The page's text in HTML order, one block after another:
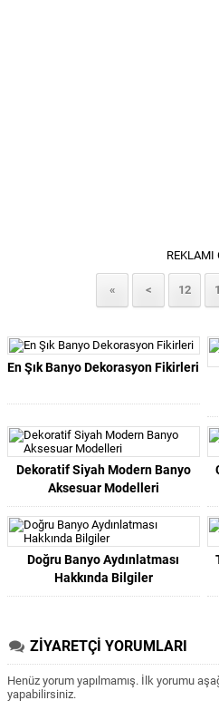
REKLAMI
« < 12
En Şık Banyo Dekorasyon Fikirleri
Dekoratif Siyah Modern Banyo
Aksesuar Modelleri
Doğru Banyo Aydınlatması
Hakkında Bilgiler
ZİYARETÇİ YORUMLARI
Henüz yorum yapılmamış. İlk yorumu
yapabilirsiniz.